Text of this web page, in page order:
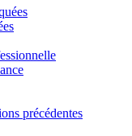
précédentes